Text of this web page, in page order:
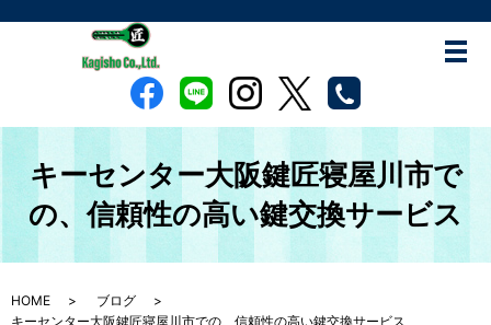
キーセンター大阪鍵匠寝屋川市で
の、信頼性の高い鍵交換サービス
HOME
ブログ
キーセンター大阪鍵匠寝屋川市での、信頼性の高い鍵交換サービス